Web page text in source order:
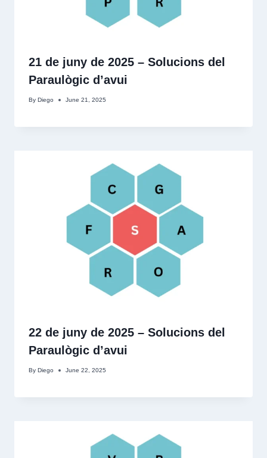
21 de juny de 2025 – Solucions del
Paraulògic d’avui
By Diego June 21, 2025
22 de juny de 2025 – Solucions del
Paraulògic d’avui
By Diego June 22, 2025